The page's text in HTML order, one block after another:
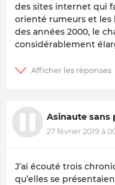
des sites internet qui
orienté rumeurs et les
des années 2000, le
considérablement
Asinaute sans
27 février 2019 à
J’ai écouté trois
qu’elles se